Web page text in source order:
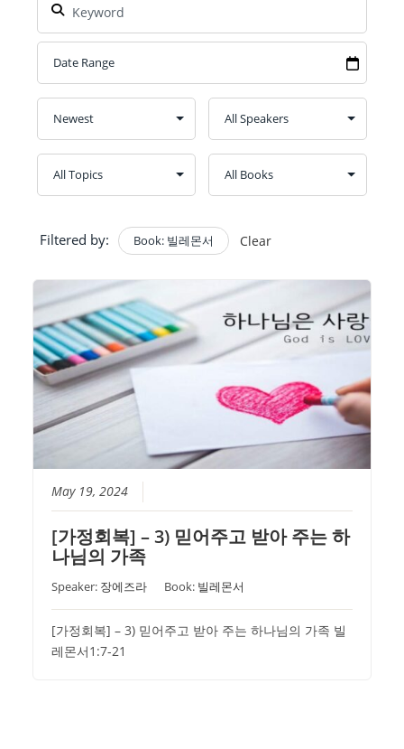
Filtered by: Book: 빌레몬서 Clear
May 19, 2024
[가정회복] – 3) 믿어주고 받아 주는 하
나님의 가족
Speaker: 장에즈라 Book: 빌레몬서
[가정회복] – 3) 믿어주고 받아 주는 하나님의 가족 빌
레몬서1:7-21